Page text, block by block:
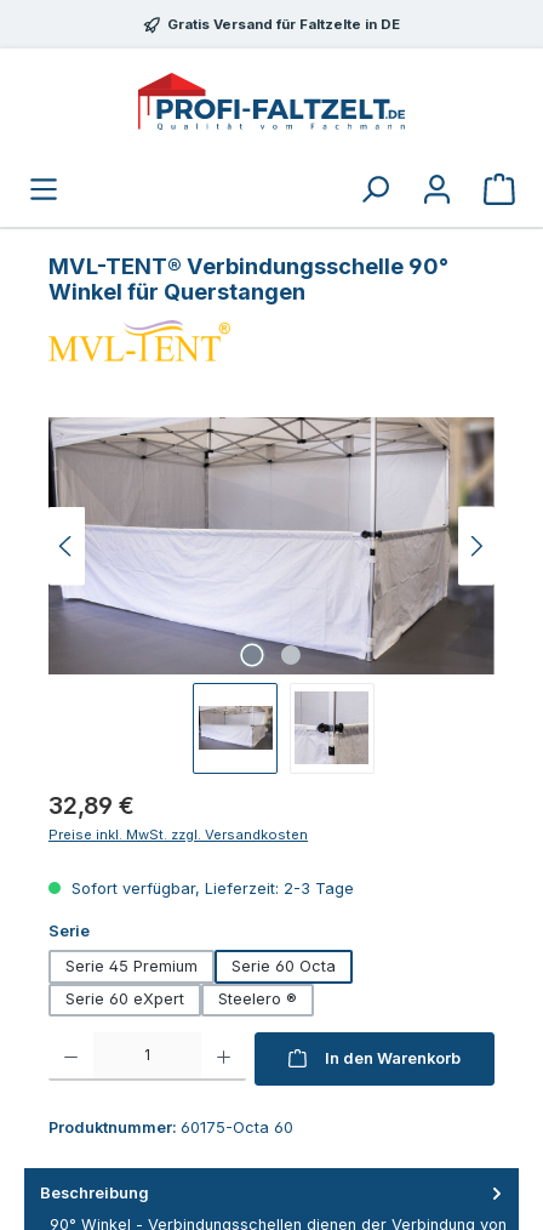
Zum Hauptinhalt springenGratis Versand für Faltzelte in DE
MVL-TENT® Verbindungsschelle 90°
Winkel für Querstangen
Bildergalerie überspringen
Regulärer Preis:
32,89 €
Preise inkl. MwSt. zzgl. Versandkosten
Sofort verfügbar, Lieferzeit: 2-3 Tage
Serieauswählen
Serie 45 Premium
Serie 60 Octa
Serie 60 eXpert
Steelero ®
Produkt Anzahl: Gib den gewünschten Wert ein oder benutze die
In den Warenkorb
Produktnummer: 60175-Octa 60
Beschreibung
90° Winkel - Verbindungsschellen dienen der Verbindung von